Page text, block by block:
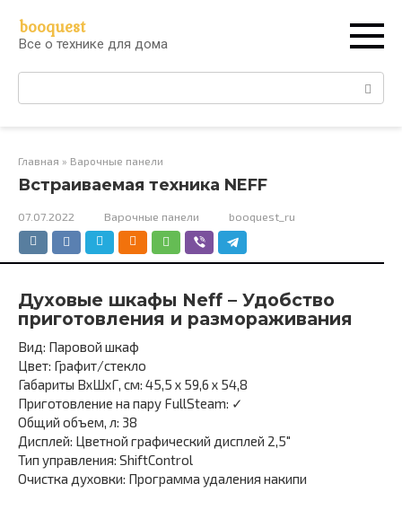
контенту
booquest
Все о технике для дома
Поиск:
Главная » Варочные панели
Встраиваемая техника NEFF
07.07.2022 Варочные панели booquest_ru
Духовые шкафы Neff – Удобство
приготовления и размораживания
Вид: Паровой шкаф
Цвет: Графит/стекло
Габариты ВхШхГ, см: 45,5 x 59,6 x 54,8
Приготовление на пару FullSteam: ✓
Общий объем, л: 38
Дисплей: Цветной графический дисплей 2,5″
Тип управления: ShiftControl
Очистка духовки: Программа удаления накипи